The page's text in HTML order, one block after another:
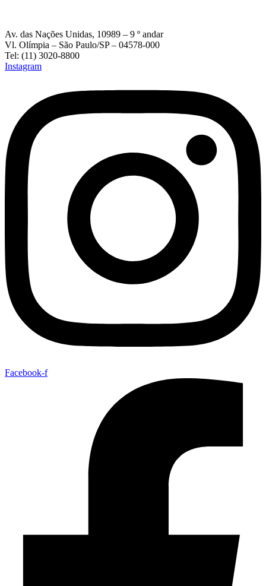
Av. das Nações Unidas, 10989 – 9 º andar
Vl. Olímpia – São Paulo/SP – 04578-000
Tel: (11) 3020-8800
Instagram
Facebook-f